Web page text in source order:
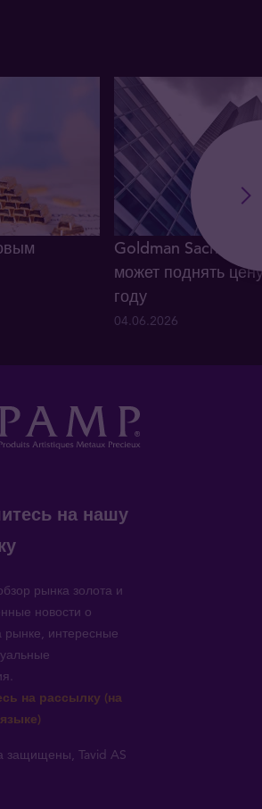
Goldman Sachs:
может поднять
году
04.06.2026
на нашу
рынка золота и
новости о
рынке, интересные
на рассылку (на
защищены, Tavid AS